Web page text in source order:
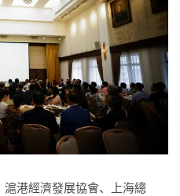
港經濟發展協會、上海總